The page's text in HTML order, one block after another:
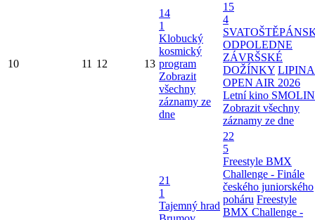
10 11 12 13
14
1
Klobucký
kosmický
program
Zobrazit
všechny
záznamy ze
dne
15
4
ODPOLEDNE
ZÁVRŠSKÉ
DOŽÍNKY LIPINA
OPEN AIR 2026
Letní kino
Zobrazit všechny
záznamy ze dne
21
1
Tajemný hrad
22
5
Freestyle BMX
Challenge - Finále
českého juniorského
poháru Freestyle
BMX Challenge -